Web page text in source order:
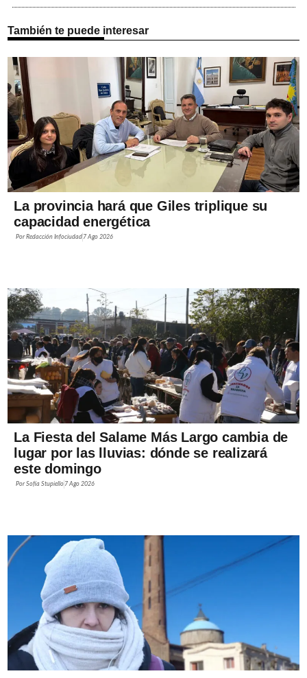
También te puede interesar
La provincia hará que Giles triplique su
capacidad energética
PorRedacción Infociudad 7 Ago 2026
La Fiesta del Salame Más Largo cambia de
lugar por las lluvias: dónde se realizará
este domingo
PorSofía Stupiello 7 Ago 2026